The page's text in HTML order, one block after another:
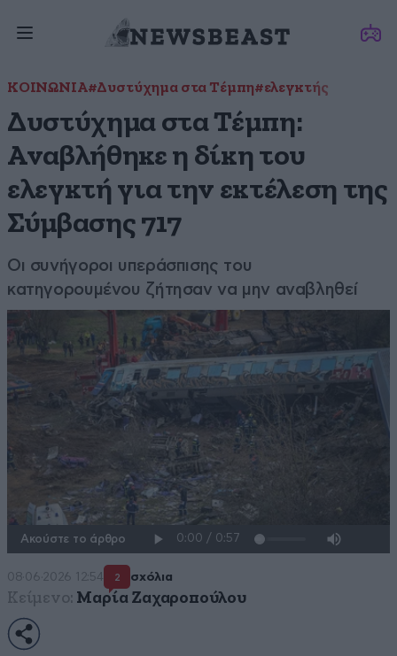
ΚΟΙΝΩΝΙΑ#Δυστύχημα στα Τέμπη#ελεγκτής
Δυστύχημα στα Τέμπη:
Αναβλήθηκε η δίκη του
ελεγκτή για την εκτέλεση της
Σύμβασης 717
Οι συνήγοροι υπεράσπισης του
κατηγορουμένου ζήτησαν να μην αναβληθεί
Ακούστε το άρθρο
08·06·2026 12:54 2 σχόλια
Κείμενο: Μαρία Ζαχαροπούλου